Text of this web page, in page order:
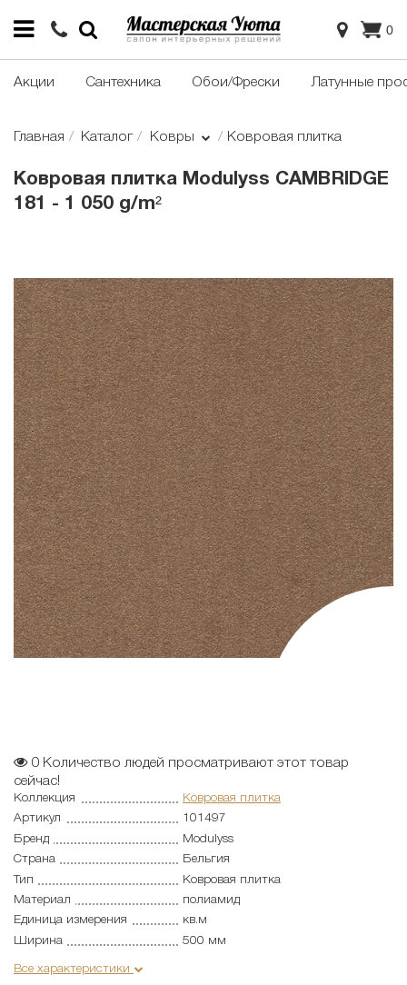
0
Акции Сантехника Обои/Фрески Латунные
Главная Каталог Ковры Ковровая плитка
Ковровая плитка Modulyss CAMBRIDGE
181 - 1 050 g/m²
0 Количество людей просматривают этот товар
сейчас!
Коллекция
Ковровая плитка
Артикул
101497
Бренд
Modulyss
Страна
Бельгия
Тип
Ковровая плитка
Материал
полиамид
Единица измерения
кв.м
Ширина
500 мм
Все характеристики